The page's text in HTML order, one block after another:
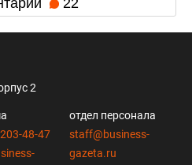
2
48-47
отдел персонала
staff@business-
gazeta.ru